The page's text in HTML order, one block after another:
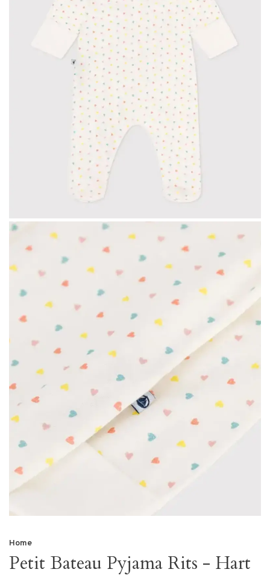
Home
Petit Bateau Pyjama Rits - Hart